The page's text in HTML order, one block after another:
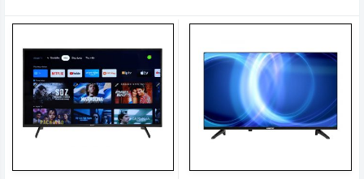
ứng hoặc các vấn đề về hô hấp với vết nhăn ít hơn
30%.
+ 99,9% Loại bỏ chất gây dị ứng
Hơi nước loại bỏ chất gây dị ứng đến 99,9%.